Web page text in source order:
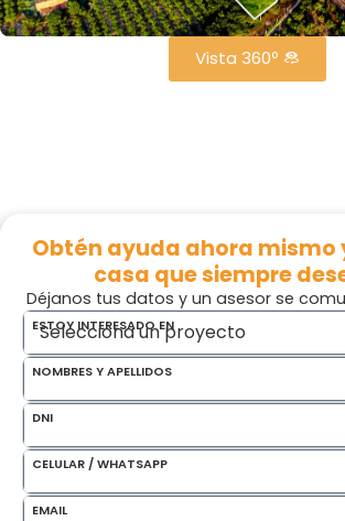
Vista 360º
Obtén ayuda ahora mismo
casa que siempre
Déjanos tus datos y un asesor se
ESTOY INTERESADO EN
NOMBRES Y APELLIDOS
DNI
CELULAR / WHATSAPP
EMAIL